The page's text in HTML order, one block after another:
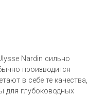
Nardin сильно
производится
в себе те качества,
для глубоководных